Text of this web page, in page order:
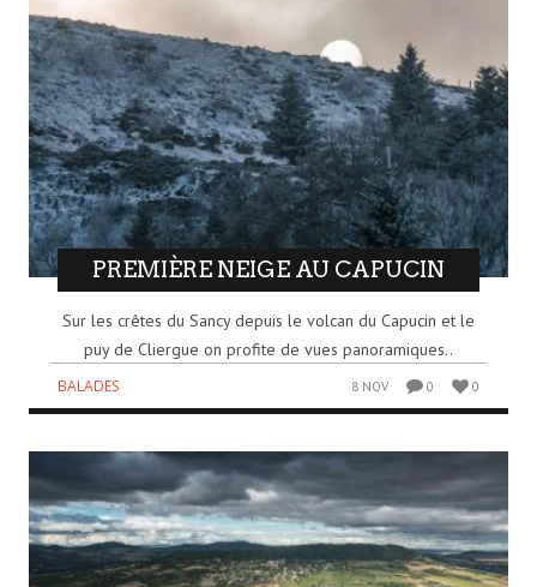
PREMIÈRE NEIGE AU CAPUCIN
Sur les crêtes du Sancy depuis le volcan du Capucin et le
puy de Cliergue on profite de vues panoramiques..
BALADES 8 NOV 0 0